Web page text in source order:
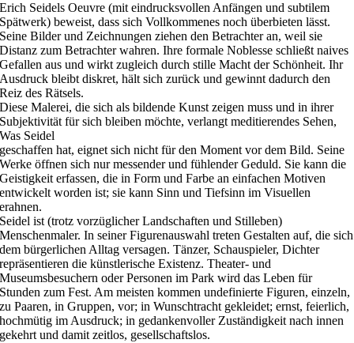
Erich Seidels Oeuvre (mit eindrucksvollen Anfängen und subtilem
Spätwerk) beweist, dass sich Vollkommenes noch überbieten lässt.
Seine Bilder und Zeichnungen ziehen den Betrachter an, weil sie
Distanz zum Betrachter wahren. Ihre formale Noblesse schließt naives
Gefallen aus und wirkt zugleich durch stille Macht der Schönheit. Ihr
Ausdruck bleibt diskret, hält sich zurück und gewinnt dadurch den
Reiz des Rätsels.
Diese Malerei, die sich als bildende Kunst zeigen muss und in ihrer
Subjektivität für sich bleiben möchte, verlangt meditierendes Sehen,
Was Seidel
geschaffen hat, eignet sich nicht für den Moment vor dem Bild. Seine
Werke öffnen sich nur messender und fühlender Geduld. Sie kann die
Geistigkeit erfassen, die in Form und Farbe an einfachen Motiven
entwickelt worden ist; sie kann Sinn und Tiefsinn im Visuellen
erahnen.
Seidel ist (trotz vorzüglicher Landschaften und Stilleben)
Menschenmaler. In seiner Figurenauswahl treten Gestalten auf, die sich
dem bürgerlichen Alltag versagen. Tänzer, Schauspieler, Dichter
repräsentieren die künstlerische Existenz. Theater- und
Museumsbesuchern oder Personen im Park wird das Leben für
Stunden zum Fest. Am meisten kommen undefinierte Figuren, einzeln,
zu Paaren, in Gruppen, vor; in Wunschtracht gekleidet; ernst, feierlich,
hochmütig im Ausdruck; in gedankenvoller Zuständigkeit nach innen
gekehrt und damit zeitlos, gesellschaftslos.